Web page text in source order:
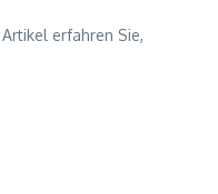
erfahren Sie,